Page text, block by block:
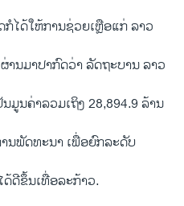
ໄດ້ໃຫ້ການຊ່ວຍເຫຼືອແກ່ ລາວ
ານມາປາກົດວ່າ ລັດຖະບານ ລາວ
ມູນຄ່າລວມເຖິງ 28,894.9 ລ້ານ
ນພັດທະນາ ເພື່ອຍົກລະດັບ
ດີຂຶ້ນເທື່ອລະກ້າວ.